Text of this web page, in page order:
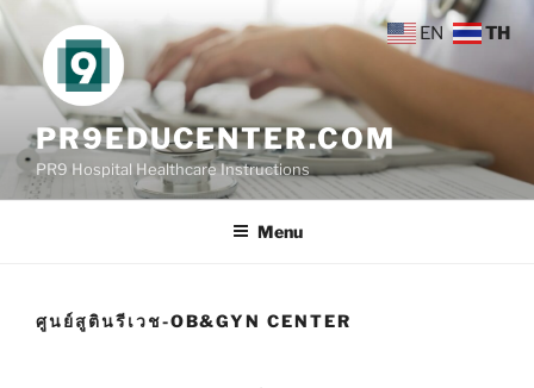
to
content
PR9EDUCENTER.COM
PR9 Hospital Healthcare Instructions
Menu
ศูนย์สูตินรีเวช-OB&GYN CENTER
EN TH